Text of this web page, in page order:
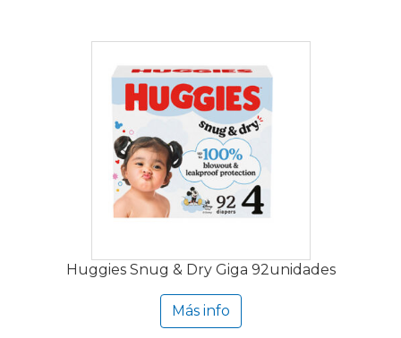
Huggies Snug & Dry Giga 92unidades
Más info